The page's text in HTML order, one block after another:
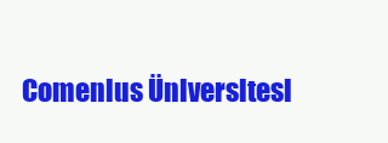
Comenius Üniversitesi